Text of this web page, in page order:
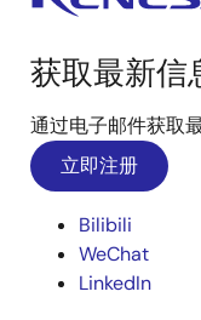
获取最新信
通过电子邮件获取
立即注册
Bilibili
WeChat
LinkedIn